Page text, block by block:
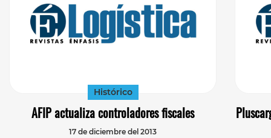
Histórico
AFIP actualiza controladores fiscales
17 de diciembre del 2013